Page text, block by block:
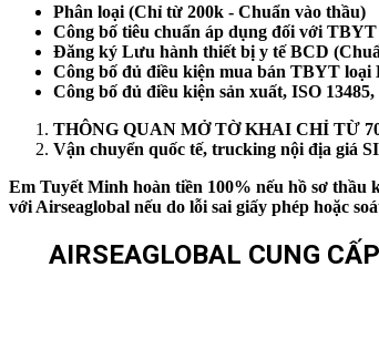
Phân loại (Chỉ từ 200k - Chuẩn vào thầu)
Công bố tiêu chuẩn áp dụng đối với
Đăng ký Lưu hành thiết bị y tế BCD
Công bố đủ điều kiện mua bán TBYT loại
Công bố đủ điều kiện sản xuất, ISO
THÔNG QUAN MỞ TỜ KHAI CHỈ TỪ
Vận chuyển quốc tế, trucking nội địa giá
Em Tuyết Minh hoàn tiền 100% nếu hồ sơ thầu
với Airseaglobal nếu do lỗi sai giấy phép hoặc
AIRSEAGLOBAL CUNG